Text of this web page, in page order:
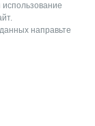
направьте